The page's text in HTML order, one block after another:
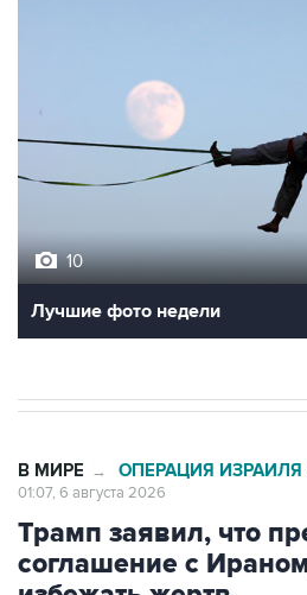
Лучшие фото недели
Трамп заявил, что
соглашение с
избежать жертв